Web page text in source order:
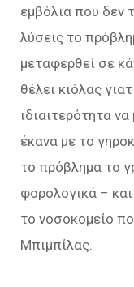
εμβόλια που δεν
λύσεις το
μεταφερθεί σε
θέλει κιόλας
ιδιαιτερότητα
έκανα με το
το πρόβλημα το
φορολογικά –
το νοσοκομείο
Μπιμπίλας.